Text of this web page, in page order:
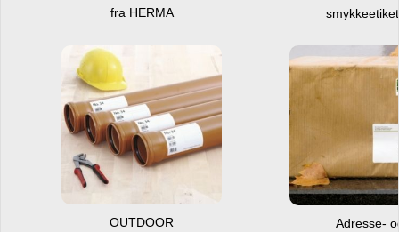
fra HERMA
OUTDOOR
Adresse-